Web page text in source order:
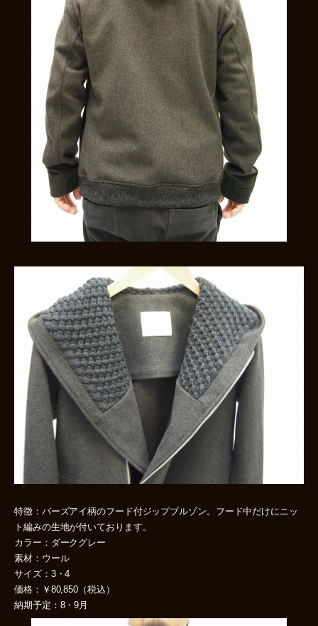
特徴：バーズアイ柄のフード付ジップブルゾン。フード中だけにニッ
ト編みの生地が付いております。
カラー：ダークグレー
素材：ウール
サイズ：3・4
価格：￥80,850（税込）
納期予定：8・9月